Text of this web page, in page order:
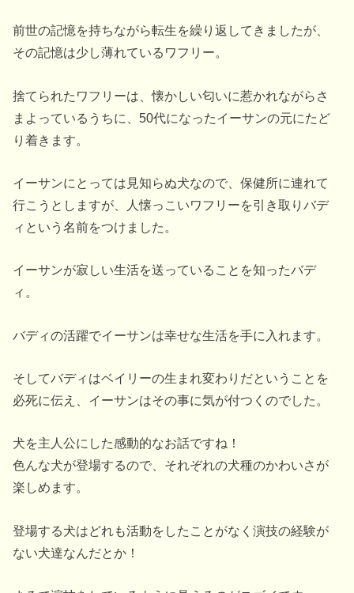
前世の記憶を持ちながら転生を繰り返してきましたが、
その記憶は少し薄れているワフリー。
捨てられたワフリーは、懐かしい匂いに惹かれながらさ
まよっているうちに、50代になったイーサンの元にたど
り着きます。
イーサンにとっては見知らぬ犬なので、保健所に連れて
行こうとしますが、人懐っこいワフリーを引き取りバデ
ィという名前をつけました。
イーサンが寂しい生活を送っていることを知ったバデ
ィ。
バディの活躍でイーサンは幸せな生活を手に入れます。
そしてバディはベイリーの生まれ変わりだということを
必死に伝え、イーサンはその事に気が付つくのでした。
犬を主人公にした感動的なお話ですね！
色んな犬が登場するので、それぞれの犬種のかわいさが
楽しめます。
登場する犬はどれも活動をしたことがなく演技の経験が
ない犬達なんだとか！